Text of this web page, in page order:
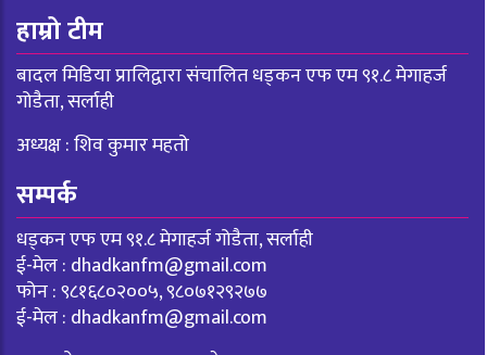
हाम्रो टीम
बादल मिडिया प्रालिद्वारा संचालित धड्कन एफ एम ९१.८ मेगाहर्ज
गोडैता, सर्लाही
अध्यक्ष : शिव कुमार महतो
सम्पर्क
धड्कन एफ एम ९१.८ मेगाहर्ज गोडैता, सर्लाही
ई-मेल : dhadkanfm@gmail.com
फोन : ९८१६८०२००५, ९८०७१२९२७७
ई-मेल : dhadkanfm@gmail.com